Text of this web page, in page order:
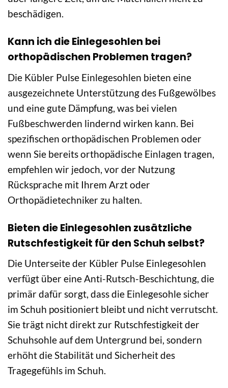
beschädigen.
Kann ich die Einlegesohlen bei
orthopädischen Problemen tragen?
Die Kübler Pulse Einlegesohlen bieten eine
ausgezeichnete Unterstützung des Fußgewölbes
und eine gute Dämpfung, was bei vielen
Fußbeschwerden lindernd wirken kann. Bei
spezifischen orthopädischen Problemen oder
wenn Sie bereits orthopädische Einlagen tragen,
empfehlen wir jedoch, vor der Nutzung
Rücksprache mit Ihrem Arzt oder
Orthopädietechniker zu halten.
Bieten die Einlegesohlen zusätzliche
Rutschfestigkeit für den Schuh selbst?
Die Unterseite der Kübler Pulse Einlegesohlen
verfügt über eine Anti-Rutsch-Beschichtung, die
primär dafür sorgt, dass die Einlegesohle sicher
im Schuh positioniert bleibt und nicht verrutscht.
Sie trägt nicht direkt zur Rutschfestigkeit der
Schuhsohle auf dem Untergrund bei, sondern
erhöht die Stabilität und Sicherheit des
Tragegefühls im Schuh.